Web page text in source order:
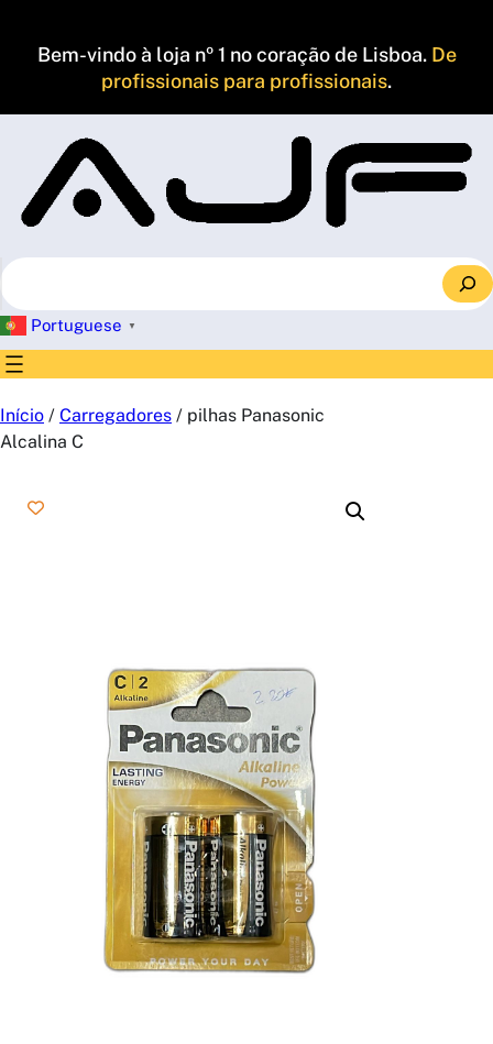
Bem-vindo à loja nº 1 no coração de Lisboa. De
profissionais para profissionais.
S
e
a
r
c
Portuguese ▼
Início / Carregadores / pilhas Panasonic
Alcalina C